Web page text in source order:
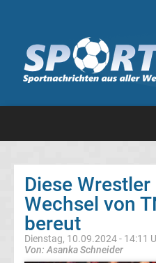
WWE
WWE
WWE
Wrestler
Liste
Diese
Wechsel von
bereut
Dienstag, 10.09.2024 - 14:11
Von: Asanka Schneider